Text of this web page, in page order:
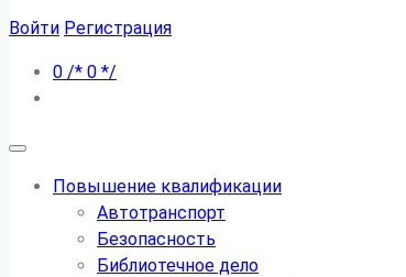
Войти Регистрация
0 /* 0 */
Повышение квалификации
Автотранспорт
Безопасность
Библиотечное дело